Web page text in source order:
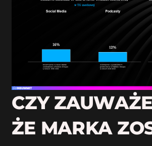
CZY
ŻE MARKA